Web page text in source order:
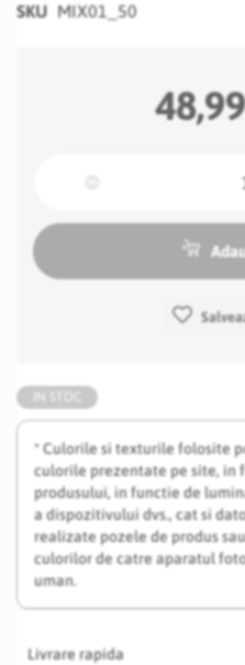
of
SKU MIX01_50
* Culorile si texturile folosite
culorile prezentate pe site, in
produsului, in functie de
a dispozitivului dvs., cat si
realizate pozele de produs
culorilor de catre aparatul
uman.
Livrare rapida